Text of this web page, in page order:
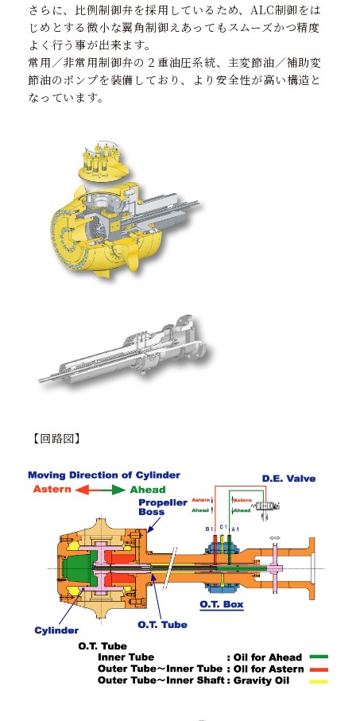
さらに、比例制御弁を採用しているため、ALC制御をは
じめとする微小な翼角制御えあってもスムーズかつ精度
よく行う事が出来ます。
常用／非常用制御弁の２重油圧系統、主変節油／補助変
節油のポンプを装備しており、より安全性が高い構造と
なっています。
【回路図】